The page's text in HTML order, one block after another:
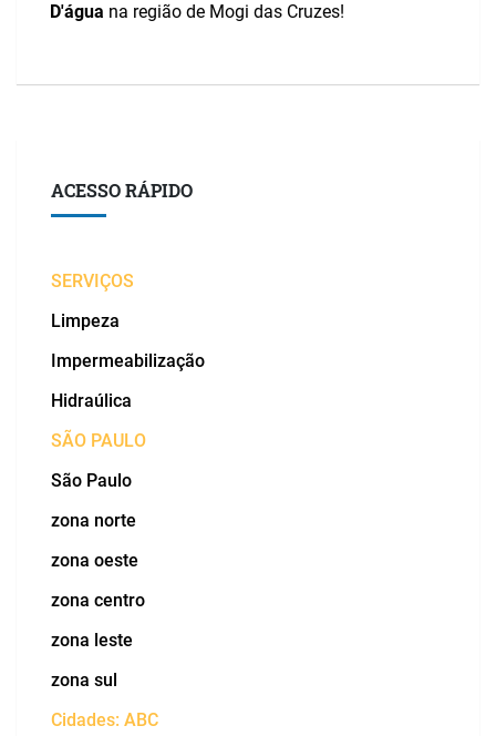
D'água na região de Mogi das Cruzes!
ACESSO RÁPIDO
SERVIÇOS
Limpeza
Impermeabilização
Hidraúlica
SÃO PAULO
São Paulo
zona norte
zona oeste
zona centro
zona leste
zona sul
Cidades: ABC